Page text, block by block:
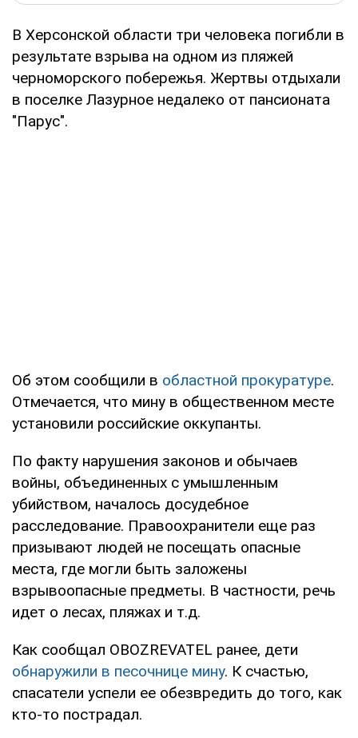
В Херсонской области три человека погибли в
результате взрыва на одном из пляжей
черноморского побережья. Жертвы отдыхали
в поселке Лазурное недалеко от пансионата
"Парус".
Об этом сообщили в областной прокуратуре.
Отмечается, что мину в общественном месте
установили российские оккупанты.
По факту нарушения законов и обычаев
войны, объединенных с умышленным
убийством, началось досудебное
расследование. Правоохранители еще раз
призывают людей не посещать опасные
места, где могли быть заложены
взрывоопасные предметы. В частности, речь
идет о лесах, пляжах и т.д.
Как сообщал OBOZREVATEL ранее, дети
обнаружили в песочнице мину. К счастью,
спасатели успели ее обезвредить до того, как
кто-то пострадал.